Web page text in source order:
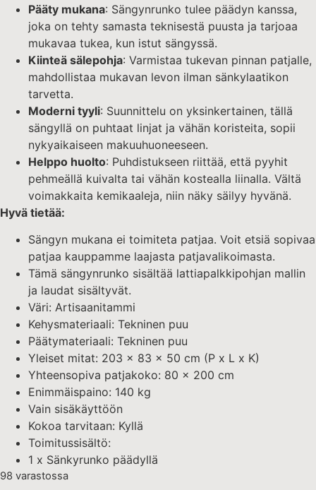
Pääty mukana: Sängynrunko tulee päädyn kanssa,
joka on tehty samasta teknisestä puusta ja tarjoaa
mukavaa tukea, kun istut sängyssä.
Kiinteä sälepohja: Varmistaa tukevan pinnan patjalle,
mahdollistaa mukavan levon ilman sänkylaatikon
tarvetta.
Moderni tyyli: Suunnittelu on yksinkertainen, tällä
sängyllä on puhtaat linjat ja vähän koristeita, sopii
nykyaikaiseen makuuhuoneeseen.
Helppo huolto: Puhdistukseen riittää, että pyyhit
pehmeällä kuivalta tai vähän kostealla liinalla. Vältä
voimakkaita kemikaaleja, niin näky säilyy hyvänä.
Hyvä tietää:
Sängyn mukana ei toimiteta patjaa. Voit etsiä sopivaa
patjaa kauppamme laajasta patjavalikoimasta.
Tämä sängynrunko sisältää lattiapalkkipohjan mallin
ja laudat sisältyvät.
Väri: Artisaanitammi
Kehysmateriaali: Tekninen puu
Päätymateriaali: Tekninen puu
Yleiset mitat: 203 x 83 x 50 cm (P x L x K)
Yhteensopiva patjakoko: 80 x 200 cm
Enimmäispaino: 140 kg
Vain sisäkäyttöön
Kokoa tarvitaan: Kyllä
Toimitussisältö:
1 x Sänkyrunko päädyllä
98 varastossa